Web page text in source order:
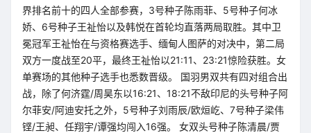
界排名前十的四人全部参赛，3号种子陈雨菲、5号种子何冰
娇、6号种子王祉怡以及韩悦在首轮均直落两局取胜。其中卫
冕冠军王祉怡在与资格赛选手、缅甸人图萨的对决中，第二局
双方一度战至20平，最终王祉怡以21:11、23:21惊险获胜。女
单赛场的其他种子选手也悉数晋级。 国羽男双共有四对组合出
战，除了何济霆/周昊东以16:21、18:21不敌印尼的头号种子阿
尔菲安/阿迪安托之外，5号种子刘雨辰/欧烜屹、7号种子梁伟
铿/王昶、任翔宇/谭强均闯入16强。 女双头号种子陈清晨/贾